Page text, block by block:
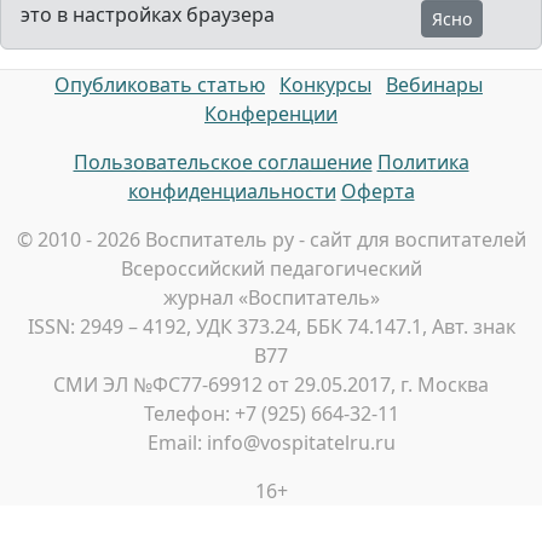
это в настройках браузера
Ясно
Опубликовать статью Конкурсы
Вебинары
Конференции
Пользовательское соглашение Политика
конфиденциальности Оферта
© 2010 - 2026 Воспитатель ру - сайт для воспитателей
Всероссийский педагогический
журнал «Воспитатель»
ISSN: 2949 – 4192, УДК 373.24, ББК 74.147.1, Авт. знак
В77
СМИ ЭЛ №ФС77-69912 от 29.05.2017, г. Москва
Телефон: +7 (925) 664-32-11
Email: info@vospitatelru.ru
16+